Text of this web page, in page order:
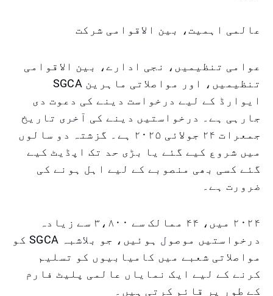
عالمی اہمیت، بین الاقوامی شرکت
عوامی تنظیمیں، نجی ادارے، بین الاقوامی
تنظیمیں، اور مواصلاتی ماہرین SGCA
ایوارڈ کے لیے درخواست دینے کی دعوت دی
جارہی ہے۔ درخواستیں دینے کی آخری تاریخ
جمعرات ۲۴ جولائی ۲۰۲۵ ہے۔ گزشتہ دو سالوں
میں شروع کیے گئے یا بڑی حد تک اپڈیٹ کیے
گئے کسی بھی منصوبے کے لیے اہل ہونے کی
ضرورت ہے۔
۲۰۲۴ میں، ۴۴ ممالک سے ۳،۸۰۰ سے زیادہ
درخواستیں موصول ہوئیں، جو بلاشبہ SGCA کو
مواصلاتی شعبے میں کامیابیوں کو تسلیم
کرنے کے لیے ایک نمایاں عالمی پلیٹ فارم
کے طور پر قائم کرتی ہیں۔